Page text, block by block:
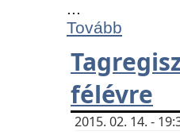
...
Tovább
félévre
2015. 02. 14. -